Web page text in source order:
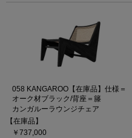
058 KANGAROO【在庫品】仕様＝
オーク材ブラック/背座＝籐
カンガルーラウンジチェア
【在庫品】
￥737,000